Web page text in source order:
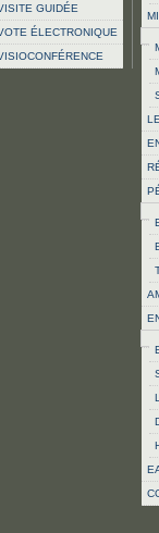
GUIDÉE
ÉLECTRONIQUE